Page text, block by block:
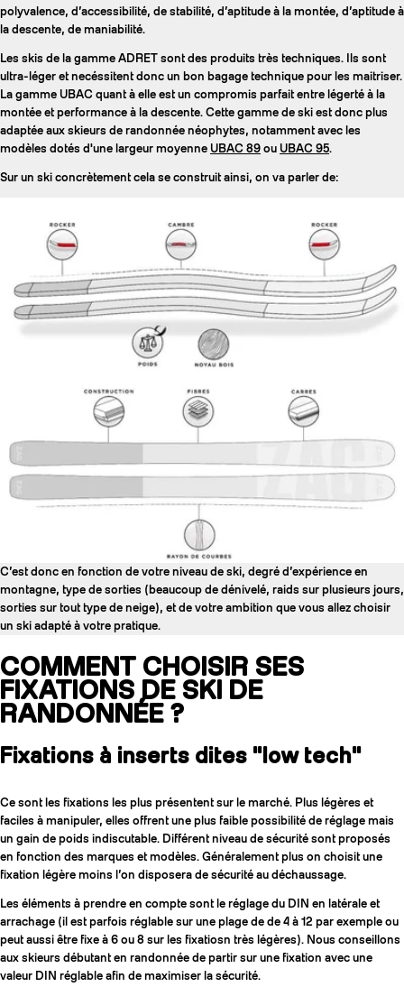
polyvalence, d’accessibilité, de stabilité, d’aptitude à la montée, d’aptitude à
la descente, de maniabilité.
Les skis de la gamme ADRET sont des produits très techniques. Ils sont
ultra-léger et necéssitent donc un bon bagage technique pour les maitriser.
La gamme UBAC quant à elle est un compromis parfait entre légerté à la
montée et performance à la descente. Cette gamme de ski est donc plus
adaptée aux skieurs de randonnée néophytes, notamment avec les
modèles dotés d'une largeur moyenne UBAC 89 ou UBAC 95.
Sur un ski concrètement cela se construit ainsi, on va parler de:
C’est donc en fonction de votre niveau de ski, degré d’expérience en
montagne, type de sorties (beaucoup de dénivelé, raids sur plusieurs jours,
sorties sur tout type de neige), et de votre ambition que vous allez choisir
un ski adapté à votre pratique.
COMMENT CHOISIR SES
FIXATIONS DE SKI DE
RANDONNÉE ?
Fixations à inserts dites "low tech"
Ce sont les fixations les plus présentent sur le marché. Plus légères et
faciles à manipuler, elles offrent une plus faible possibilité de réglage mais
un gain de poids indiscutable. Différent niveau de sécurité sont proposés
en fonction des marques et modèles. Généralement plus on choisit une
fixation légère moins l’on disposera de sécurité au déchaussage.
Les éléments à prendre en compte sont le réglage du DIN en latérale et
arrachage (il est parfois réglable sur une plage de de 4 à 12 par exemple ou
peut aussi être fixe à 6 ou 8 sur les fixatiosn très légères). Nous conseillons
aux skieurs débutant en randonnée de partir sur une fixation avec une
valeur DIN réglable afin de maximiser la sécurité.